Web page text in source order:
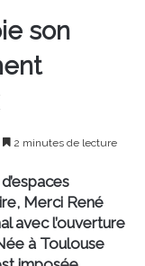
son
2 minutes de lecture
Merci René
avec l’ouverture
à Toulouse